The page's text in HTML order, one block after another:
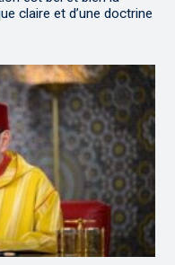
claire et d’une doctrine